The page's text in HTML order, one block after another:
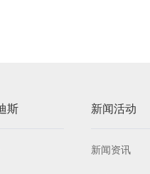
斯 新闻活动
新闻资讯